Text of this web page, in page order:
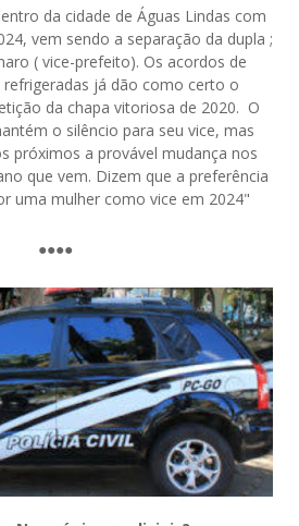
da cidade de Águas Lindas com
vem sendo a separação da dupla ;
( vice-prefeito). Os acordos de
refrigeradas já dão como certo o
da chapa vitoriosa de 2020. O
o silêncio para seu vice, mas
próximos a provável mudança nos
que vem. Dizem que a preferência
uma mulher como vice em 2024"
●●●●